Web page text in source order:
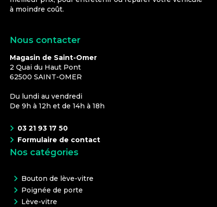
à moindre coût.
Nous contacter
Magasin de Saint-Omer
2 Quai du Haut Pont
62500 SAINT-OMER
Du lundi au vendredi
De 9h à 12h et de 14h à 18h
03 21 93 17 50
Formulaire de contact
Nos catégories
Bouton de lève-vitre
Poignée de porte
Lève-vitre